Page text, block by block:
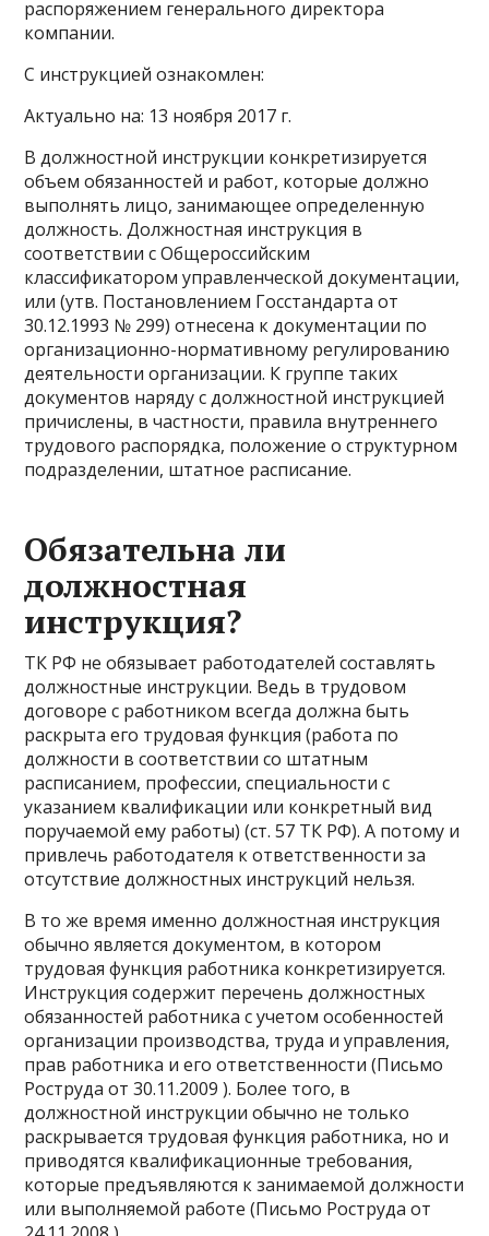
распоряжением генерального директора
компании.
С инструкцией ознакомлен:
Актуально на: 13 ноября 2017 г.
В должностной инструкции конкретизируется
объем обязанностей и работ, которые должно
выполнять лицо, занимающее определенную
должность. Должностная инструкция в
соответствии с Общероссийским
классификатором управленческой документации,
или (утв. Постановлением Госстандарта от
30.12.1993 № 299) отнесена к документации по
организационно-нормативному регулированию
деятельности организации. К группе таких
документов наряду с должностной инструкцией
причислены, в частности, правила внутреннего
трудового распорядка, положение о структурном
подразделении, штатное расписание.
Обязательна ли
должностная
инструкция?
ТК РФ не обязывает работодателей составлять
должностные инструкции. Ведь в трудовом
договоре с работником всегда должна быть
раскрыта его трудовая функция (работа по
должности в соответствии со штатным
расписанием, профессии, специальности с
указанием квалификации или конкретный вид
поручаемой ему работы) (ст. 57 ТК РФ). А потому и
привлечь работодателя к ответственности за
отсутствие должностных инструкций нельзя.
В то же время именно должностная инструкция
обычно является документом, в котором
трудовая функция работника конкретизируется.
Инструкция содержит перечень должностных
обязанностей работника с учетом особенностей
организации производства, труда и управления,
прав работника и его ответственности (Письмо
Роструда от 30.11.2009 ). Более того, в
должностной инструкции обычно не только
раскрывается трудовая функция работника, но и
приводятся квалификационные требования,
которые предъявляются к занимаемой должности
или выполняемой работе (Письмо Роструда от